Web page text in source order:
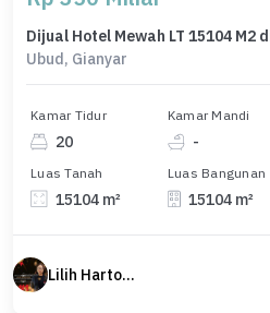
Ubud, Gianyar
Kamar Tidur
20
Kamar Mandi
-
Luas Tanah
15104 m²
Luas Bangunan
15104 m²
Lilih Hartono